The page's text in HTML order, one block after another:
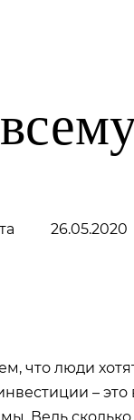
26.05.2020
что люди
–